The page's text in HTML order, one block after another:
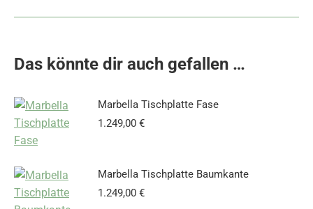
Das könnte dir auch gefallen …
Marbella Tischplatte Fase
1.249,00 €
Marbella Tischplatte Baumkante
1.249,00 €